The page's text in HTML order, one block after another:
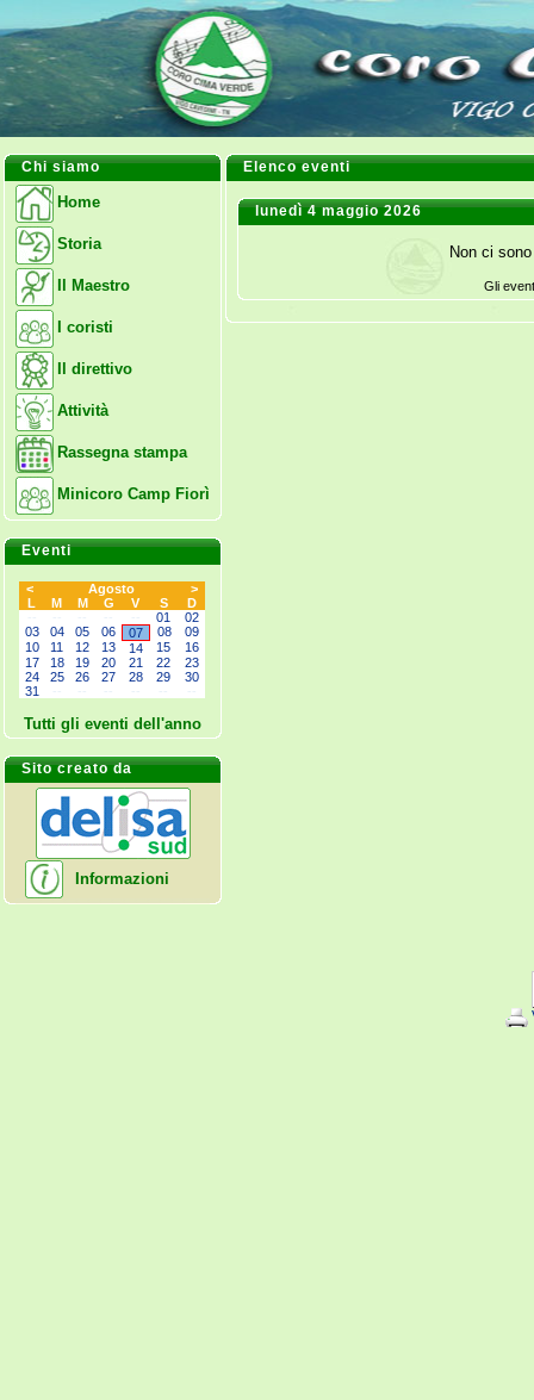
Chi siamo
Home
Storia
Il Maestro
I coristi
Il direttivo
Attività
Rassegna stampa
Minicoro Camp Fiorì
Eventi
< Agosto
>
L
M M G V S
D
01
02
03
04 05 06 07 08
09
10
11 12 13 14 15
16
17
18 19 20 21 22
23
24
25 26 27 28 29
30
31
Tutti gli eventi dell'anno
Sito creato da
Informazioni
Elenco eventi
lunedì 4 maggio 2026
Non ci
Gli